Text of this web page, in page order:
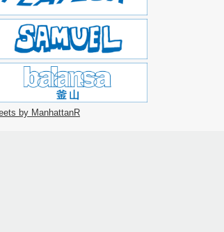
by ManhattanR